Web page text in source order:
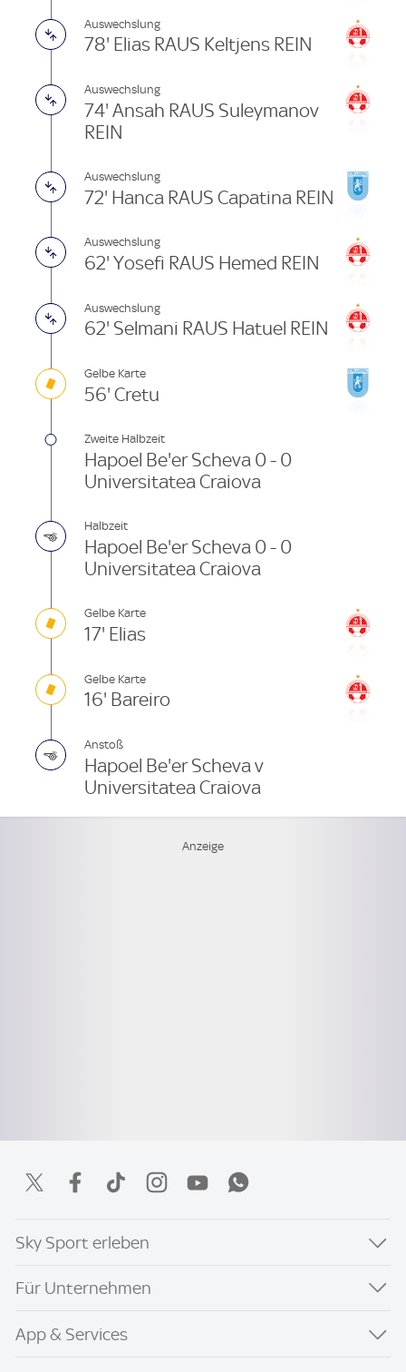
Auswechslung
78' Elias RAUS Keltjens REIN
Auswechslung
74' Ansah RAUS Suleymanov
REIN
Auswechslung
72' Hanca RAUS Capatina REIN
Auswechslung
62' Yosefi RAUS Hemed REIN
Auswechslung
62' Selmani RAUS Hatuel REIN
Gelbe Karte
56' Cretu
Zweite Halbzeit
Hapoel Be'er Scheva 0 - 0
Universitatea Craiova
Halbzeit
Hapoel Be'er Scheva 0 - 0
Universitatea Craiova
Gelbe Karte
17' Elias
Gelbe Karte
16' Bareiro
Anstoß
Hapoel Be'er Scheva v
Universitatea Craiova
Sky Sport erleben
Für Unternehmen
App & Services